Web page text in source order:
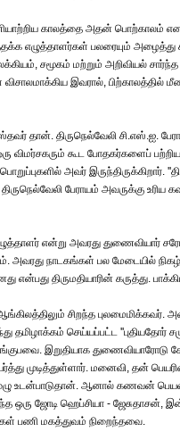
காலத்தை அதன் பொற்காலம்
எழுத்தாளர்கள் பலரையும்
சமூகம் மற்றும் அறிவியல்
இவரால், பிற்காலத்தில்
தான். திருநெல்வேலி சி.எஸ்.ஐ.
விமர்சகரும் கூட போதகர்களைப்
அவர் இருந்திருக்கிறார்.
திருநெல்வேலி பேராயம் அவருக்கு
என்று அவரது துணைவியார்
அவரது நாடகங்கள் பல மேடையில்
என்பது திருமதியாரின் கருத்து.
சிறந்த புலமைமிக்கவர்.
செய்யப்பட்ட ''புதியதோர்
இறுதியாக துணைவியாரோடு
முடித்துள்ளார். மனைவி, தன்
உடன்பாடுதான். ஆனால் கணவன்
ஒரு ஜோடி ஹெப்சியா - ஜேசுதாசன்,
பணி மகத்துவம் நிறைந்தவை.